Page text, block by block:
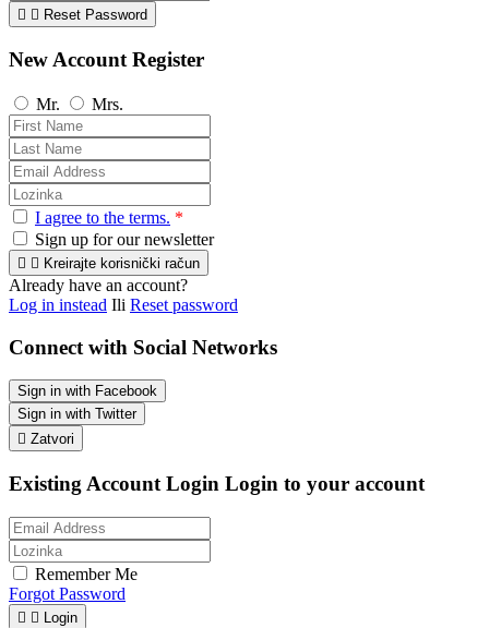
  Reset Password
New Account Register
Mr. Mrs.
I agree to the terms. *
Sign up for our newsletter
  Kreirajte korisnički račun
Already have an account?
Log in instead Ili Reset password
Connect with Social Networks
Sign in with Facebook
Sign in with Twitter
 Zatvori
Existing Account Login Login to your account
Remember Me
Forgot Password
  Login